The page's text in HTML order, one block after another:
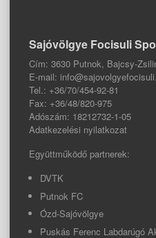
Sajóvölgye Focisuli
Cím: 3630 Putnok, Bajcsy-
E-mail:
Tel.: +36/70/454-92-81
Fax: +36/48/820-975
Adószám: 18212732-1-05
Adatkezelési nyilatkozat
Együttműködő partnerek:
DVTK
Putnok FC
Ózd-Sajóvölgye
Puskás Ferenc Labdarúgó